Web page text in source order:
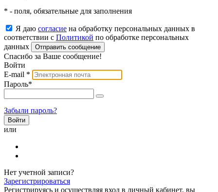
* - поля, обязательные для заполнения
Я даю согласие на обработку персональных данных в
соответствии с Политикой по обработке персональных
данных
Отправить сообщение
Спасибо за Ваше сообщение!
Войти
E-mail *
Пароль*
Забыли пароль?
или
Нет учетной записи?
Зарегистрироваться
Регистрируясь и осуществляя вход в личный кабинет, вы